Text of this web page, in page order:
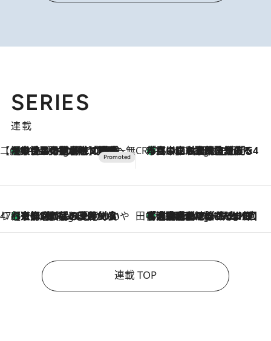
SERIES
連載
【CREA×星野リゾート】唯一無二。癒しと発見が待つ場所へ
1 Hour Ago
【トンボの足水浴】ヒノキの香りに包まれて涼感マックス！約13℃の湧水かけ流しを避暑地「星野温泉 トンボの湯」で体験 CREA'S CHOICE
3 Hours Ago
「立川にも歌舞伎があるんだよ」 片岡仁左衛門・市川中車ら豪華座組みで4年目の立川立飛歌舞伎へ
47都道府県の手みやげ ひんやりスイーツで夏を満喫
3 Hours Ago
【京都府】この夏絶対食べたい 冷やしておいしいおやつ3選 ひと口目から心を掴む新緑のテリーヌ 田中稲の勝手に再ブーム
8 Hours Ago
「湘南乃風に憧れて」観客大盛上がりの“タオル回し”に、ラッパー顔負けの高速歌唱まで…さだまさし（74）のアグレッシブすぎる現在地
連載 TOP